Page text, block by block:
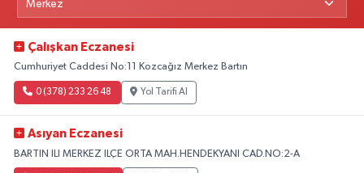
Çalışkan Eczanesi
Cumhuriyet Caddesi No:11 Kozcağız Merkez Bartın
0 (378) 233 26 48 Yol Tarifi Al
Asıyan Eczanesi
BARTIN ILI MERKEZ ILÇE ORTA MAH.HENDEKYANI CAD.NO:2-A